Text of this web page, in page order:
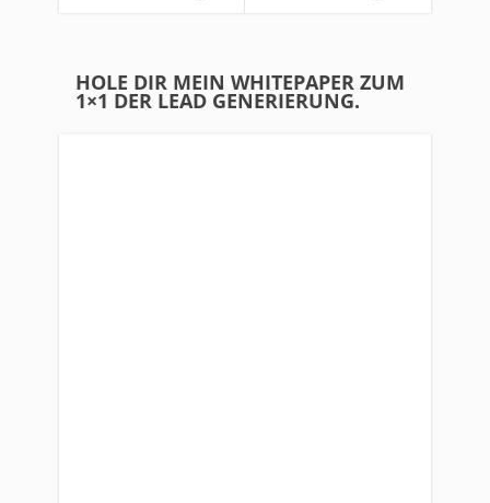
HOLE DIR MEIN WHITEPAPER ZUM
1×1 DER LEAD GENERIERUNG.